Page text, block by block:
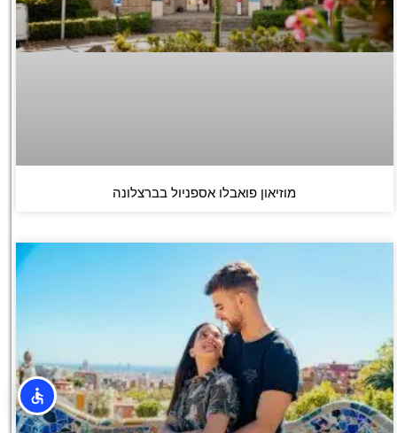
מוזיאון פואבלו אספניול בברצלונה